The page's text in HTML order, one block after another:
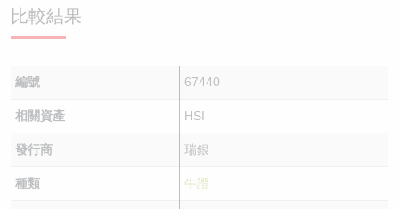
比較結果
編號 67440
相關資產 HSI
發行商 瑞銀
種類 牛證